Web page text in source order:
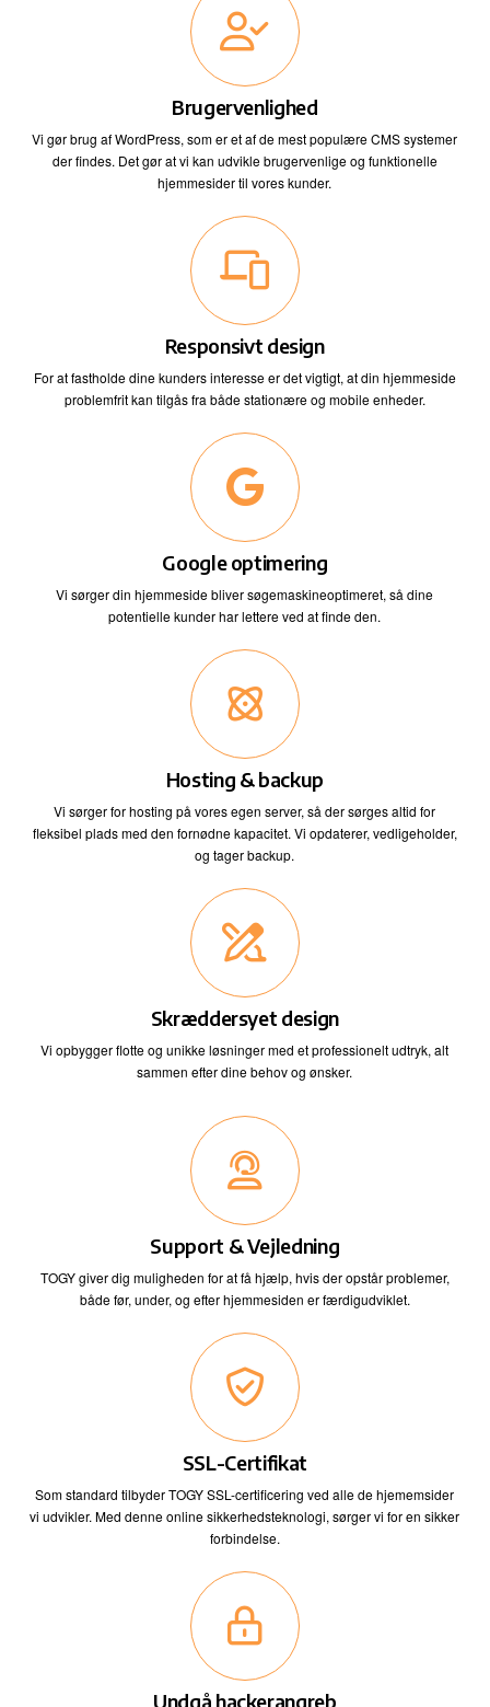
Brugervenlighed
Vi gør brug af WordPress, som er et af de mest populære CMS systemer
der findes. Det gør at vi kan udvikle brugervenlige og funktionelle
hjemmesider til vores kunder.
Responsivt design
For at fastholde dine kunders interesse er det vigtigt, at din hjemmeside
problemfrit kan tilgås fra både stationære og mobile enheder.
Google optimering
Vi sørger din hjemmeside bliver søgemaskineoptimeret, så dine
potentielle kunder har lettere ved at finde den.
Hosting & backup
Vi sørger for hosting på vores egen server, så der sørges altid for
fleksibel plads med den fornødne kapacitet. Vi opdaterer, vedligeholder,
og tager backup.
Skræddersyet design
Vi opbygger flotte og unikke løsninger med et professionelt udtryk, alt
sammen efter dine behov og ønsker.
Support & Vejledning
TOGY giver dig muligheden for at få hjælp, hvis der opstår problemer,
både før, under, og efter hjemmesiden er færdigudviklet.
SSL-Certifikat
Som standard tilbyder TOGY SSL-certificering ved alle de hjememsider
vi udvikler. Med denne online sikkerhedsteknologi, sørger vi for en sikker
forbindelse.
Undgå hackerangreb